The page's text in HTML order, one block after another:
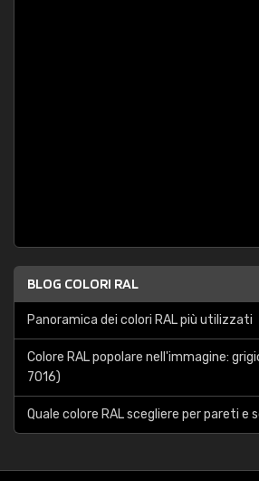
BLOG COLORI RAL
Panoramica dei colori RAL più utilizzati
Colore RAL popolare nell'immagine:
7016)
Quale colore RAL scegliere per pareti e